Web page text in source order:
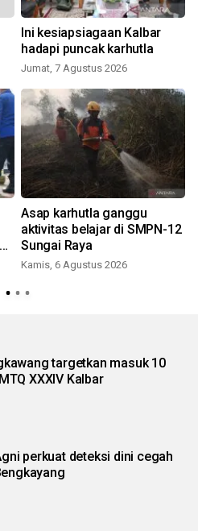
Ini kesiapsiagaan Kalbar
hadapi puncak karhutla
Jumat, 7 Agustus 2026
Asap karhutla ganggu
aktivitas belajar di SMPN-12
Sungai Raya
Kamis, 6 Agustus 2026
targetkan masuk 10
XXXIV Kalbar
perkuat deteksi dini cegah